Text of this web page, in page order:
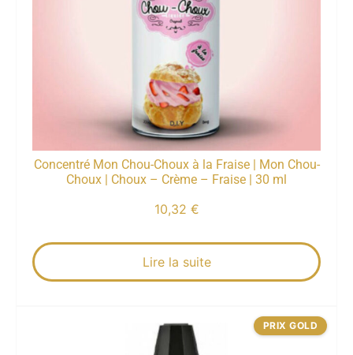
Concentré Mon Chou-Choux à la Fraise | Mon Chou-
Choux | Choux – Crème – Fraise | 30 ml
10,32 €
Lire la suite
PRIX GOLD